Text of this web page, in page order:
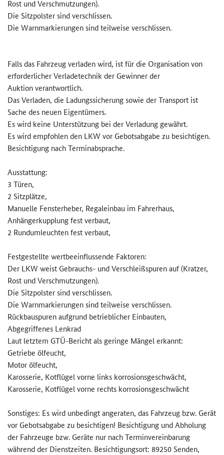
Rost und Verschmutzungen).
Die Sitzpolster sind verschlissen.
Die Warnmarkierungen sind teilweise verschlissen.
Falls das Fahrzeug verladen wird, ist für die Organisation von
erforderlicher Verladetechnik der Gewinner der
Auktion verantwortlich.
Das Verladen, die Ladungssicherung sowie der Transport ist
Sache des neuen Eigentümers.
Es wird keine Unterstützung bei der Verladung gewährt.
Es wird empfohlen den LKW vor Gebotsabgabe zu besichtigen.
Besichtigung nach Terminabsprache.
Ausstattung:
3 Türen,
2 Sitzplätze,
Manuelle Fensterheber, Regaleinbau im Fahrerhaus,
Anhängerkupplung fest verbaut,
2 Rundumleuchten fest verbaut,
Festgestellte wertbeeinflussende Faktoren:
Der LKW weist Gebrauchs- und Verschleißspuren auf (Kratzer,
Rost und Verschmutzungen).
Die Sitzpolster sind verschlissen.
Die Warnmarkierungen sind teilweise verschlissen.
Rückbauspuren aufgrund betrieblicher Einbauten,
Abgegriffenes Lenkrad
Laut letztem GTÜ-Bericht als geringe Mängel erkannt:
Getriebe ölfeucht,
Motor ölfeucht,
Karosserie, Kotflügel vorne links korrosionsgeschwächt,
Karosserie, Kotflügel vorne rechts korrosionsgeschwächt
Sonstiges: Es wird unbedingt angeraten, das Fahrzeug bzw. Gerät
vor Gebotsabgabe zu besichtigen! Besichtigung und Abholung
der Fahrzeuge bzw. Geräte nur nach Terminvereinbarung
während der Dienstzeiten. Besichtigungsort: 89250 Senden,